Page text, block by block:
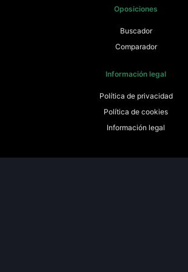
Oposiciones
Buscador
Comparador
Información legal
Política de privacidad
Política de cookies
Información legal